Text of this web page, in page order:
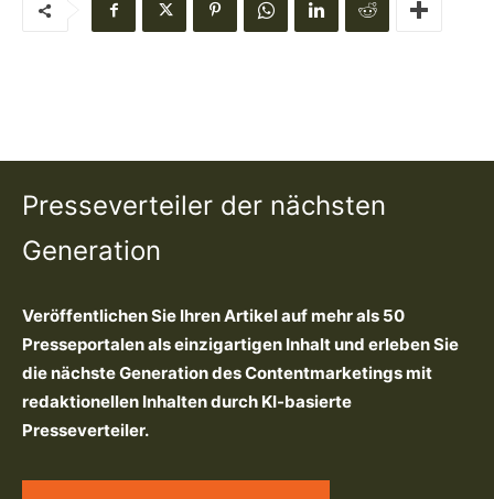
Presseverteiler der nächsten
Generation
Veröffentlichen Sie Ihren Artikel auf mehr als 50
Presseportalen als einzigartigen Inhalt und erleben Sie
die nächste Generation des Contentmarketings mit
redaktionellen Inhalten durch KI-basierte
Presseverteiler.